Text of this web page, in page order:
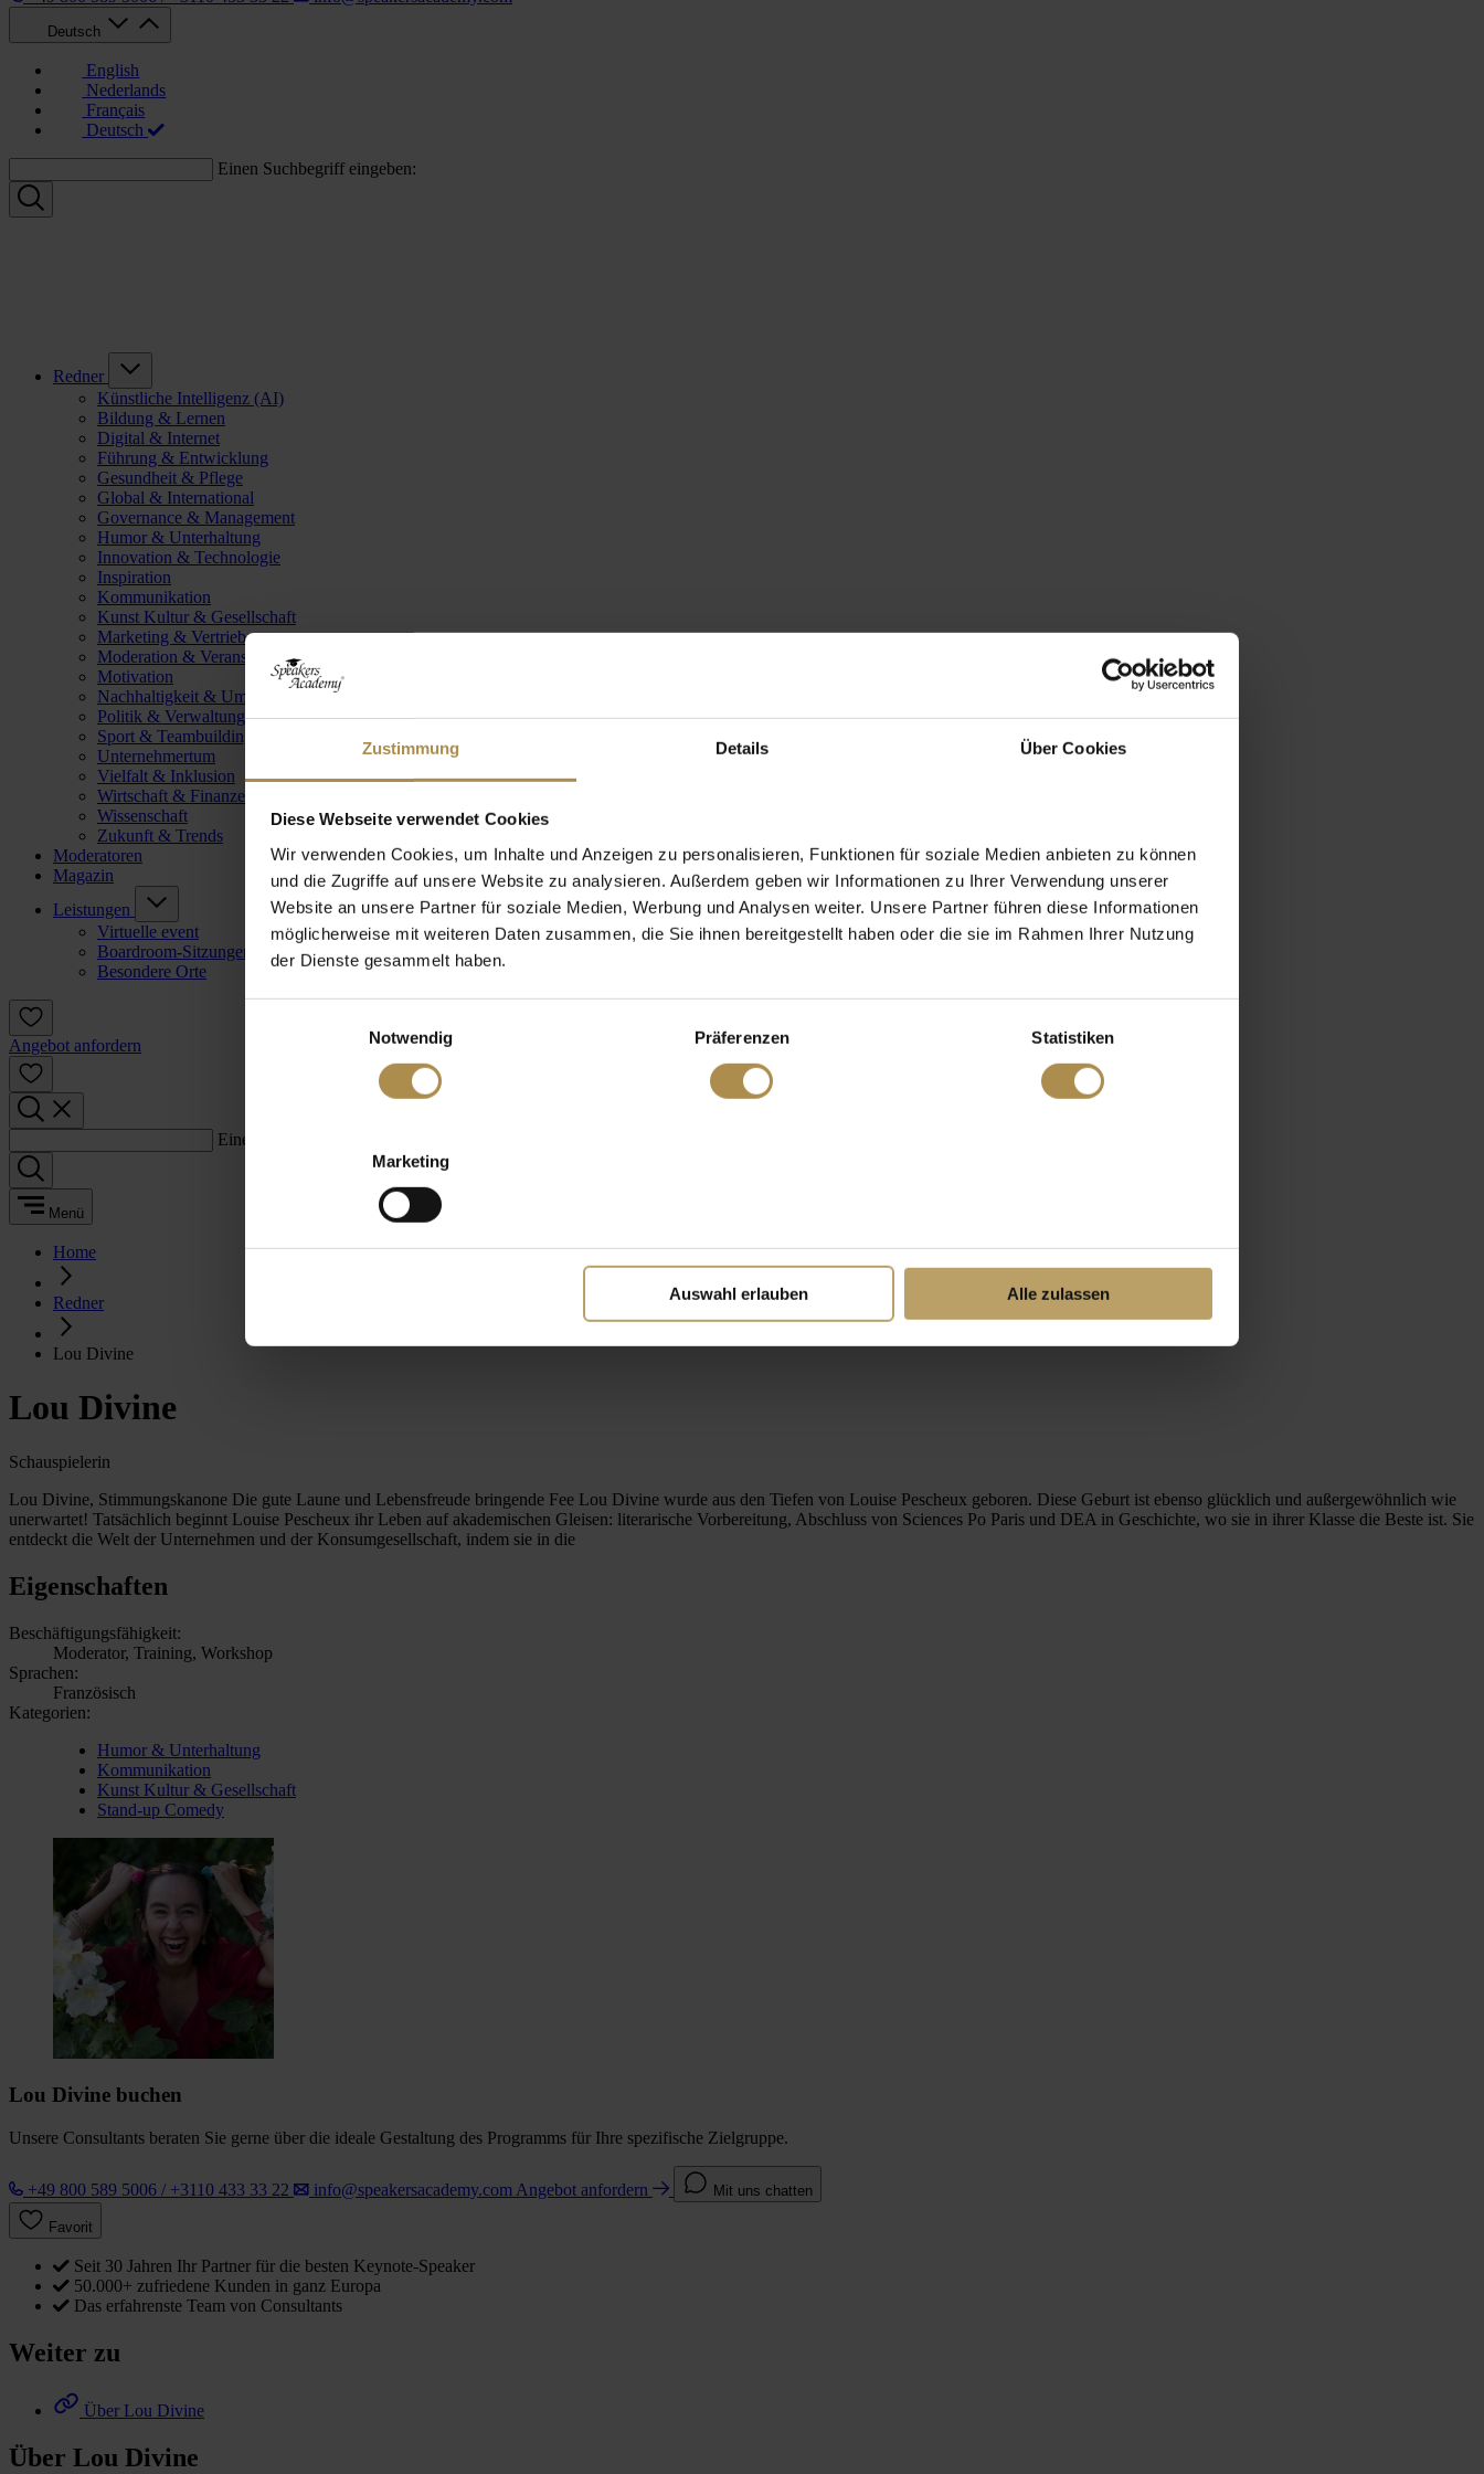
Zustimmung Details Über Cookies
Diese Webseite verwendet Cookies
Wir verwenden Cookies, um Inhalte und Anzeigen zu personalisieren, Funktionen für soziale Medien anbieten zu können
und die Zugriffe auf unsere Website zu analysieren. Außerdem geben wir Informationen zu Ihrer Verwendung unserer
Website an unsere Partner für soziale Medien, Werbung und Analysen weiter. Unsere Partner führen diese Informationen
möglicherweise mit weiteren Daten zusammen, die Sie ihnen bereitgestellt haben oder die sie im Rahmen Ihrer Nutzung
der Dienste gesammelt haben.
Notwendig
Präferenzen Statistiken
Marketing
Auswahl erlauben Alle zulassen
Deutsch
English
Nederlands
Français
Deutsch
Einen Suchbegriff eingeben:
Redner
Künstliche Intelligenz (AI)
Bildung & Lernen
Digital & Internet
Führung & Entwicklung
Gesundheit & Pflege
Global & International
Governance & Management
Humor & Unterhaltung
Innovation & Technologie
Inspiration
Kommunikation
Kunst Kultur & Gesellschaft
Marketing & Vertrieb
Moderation & Veranstaltungsleitung
Motivation
Nachhaltigkeit & Umwelt
Politik & Verwaltung
Sport & Teambuilding
Unternehmertum
Vielfalt & Inklusion
Wirtschaft & Finanzen
Wissenschaft
Zukunft & Trends
Moderatoren
Magazin
Leistungen
Virtuelle event
Boardroom-Sitzungen
Besondere Orte
Angebot anfordern
Einen Suchbegriff eingeben:
Menü
Home
Redner
Lou Divine
Lou Divine
Schauspielerin
Lou Divine, Stimmungskanone Die gute Laune und Lebensfreude bringende Fee Lou Divine wurde aus den Tiefen von Louise Pescheux geboren. Diese Geburt ist ebenso glücklich und außergewöhnlich wie
unerwartet! Tatsächlich beginnt Louise Pescheux ihr Leben auf akademischen Gleisen: literarische Vorbereitung, Abschluss von Sciences Po Paris und DEA in Geschichte, wo sie in ihrer Klasse die Beste ist. Sie
entdeckt die Welt der Unternehmen und der Konsumgesellschaft, indem sie in die
Eigenschaften
Beschäftigungsfähigkeit:
Moderator, Training, Workshop
Sprachen:
Französisch
Kategorien:
Humor & Unterhaltung
Kommunikation
Kunst Kultur & Gesellschaft
Stand-up Comedy
Lou Divine buchen
Unsere Consultants beraten Sie gerne über die ideale Gestaltung des Programms für Ihre spezifische Zielgruppe.
+49 800 589 5006 / +3110 433 33 22 info@speakersacademy.com Angebot anfordern Mit uns chatten
Favorit
Seit 30 Jahren Ihr Partner für die besten Keynote-Speaker
50.000+ zufriedene Kunden in ganz Europa
Das erfahrenste Team von Consultants
Weiter zu
Über Lou Divine
Über Lou Divine